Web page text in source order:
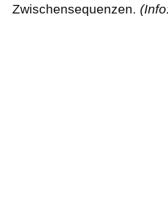
Zwischensequenzen.